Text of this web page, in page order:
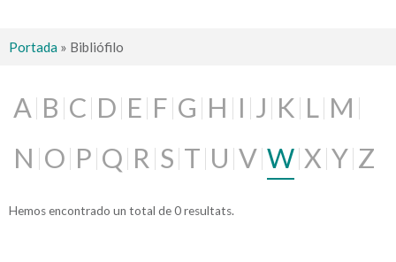
Portada » Bibliófilo
A B C D E F G H I J K L M
N O P Q R S T U V W X Y Z
Hemos encontrado un total de 0 resultats.